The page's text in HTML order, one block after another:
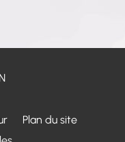
Plan du site